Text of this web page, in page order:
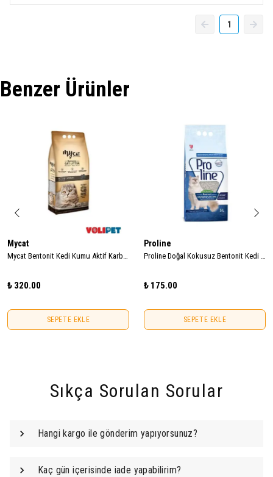
1
Benzer Ürünler
Mycat
Mycat Bentonit Kedi Kumu Aktif Karbonlu (İnce Tane) 10 LT
₺ 320.00
SEPETE EKLE
Proline
Proline Doğal Kokusuz Bentonit Kedi Kumu 5lt
₺ 175.00
SEPETE EKLE
Sıkça Sorulan Sorular
Hangi kargo ile gönderim yapıyorsunuz?
Kaç gün içerisinde iade yapabilirim?